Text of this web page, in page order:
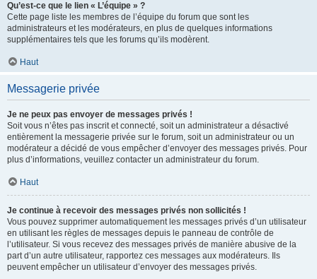
Qu’est-ce que le lien « L’équipe » ?
Cette page liste les membres de l’équipe du forum que sont les
administrateurs et les modérateurs, en plus de quelques informations
supplémentaires tels que les forums qu’ils modèrent.
Haut
Messagerie privée
Je ne peux pas envoyer de messages privés !
Soit vous n’êtes pas inscrit et connecté, soit un administrateur a désactivé
entièrement la messagerie privée sur le forum, soit un administrateur ou un
modérateur a décidé de vous empêcher d’envoyer des messages privés. Pour
plus d’informations, veuillez contacter un administrateur du forum.
Haut
Je continue à recevoir des messages privés non sollicités !
Vous pouvez supprimer automatiquement les messages privés d’un utilisateur
en utilisant les règles de messages depuis le panneau de contrôle de
l’utilisateur. Si vous recevez des messages privés de manière abusive de la
part d’un autre utilisateur, rapportez ces messages aux modérateurs. Ils
peuvent empêcher un utilisateur d’envoyer des messages privés.